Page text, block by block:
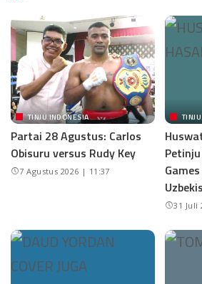
TINJU INDONESIA
Partai 28 Agustus: Carlos
Obisuru versus Rudy Key
7 Agustus 2026 | 11:37
31 Juli